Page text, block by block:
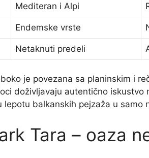
Mediteran i Alpi
Endemske vrste
Netaknuti predeli
je povezana sa planinskim i
doživljavaju autentično iskustvo
lepotu balkanskih pejzaža u samo
Tara – oaza